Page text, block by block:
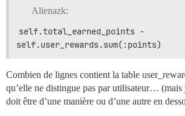
Alienazk:
self.total_earned_points -
self.user_rewards.sum(:points)
Combien de lignes contient la table
qu’elle ne distingue pas par utilisateur… (mais
doit être d’une manière ou d’une autre en